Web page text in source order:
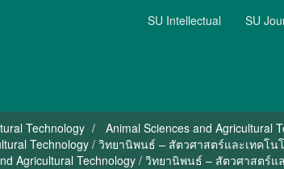
SU Intellectual SU
Technology
Animal Sciences and Agricultural
Technology / วิทยานิพนธ์ – สัตวศาสตร์และเทคโน
Agricultural Technology / วิทยานิพนธ์ – สัตวศาสตร์